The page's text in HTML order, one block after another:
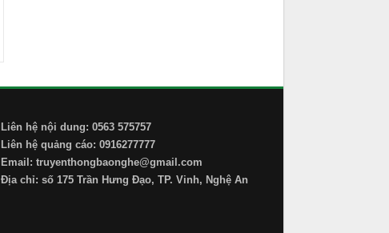
Liên hệ nội dung: 0563 575757
Liên hệ quảng cáo: 0916277777
Email: truyenthongbaonghe@gmail.com
Địa chỉ: số 175 Trần Hưng Đạo, TP. Vinh, Nghệ An